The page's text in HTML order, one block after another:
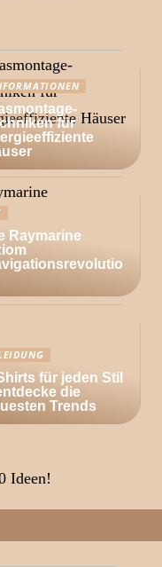
für
Raymarine
für jeden Stil
die
Trends
Ideen!